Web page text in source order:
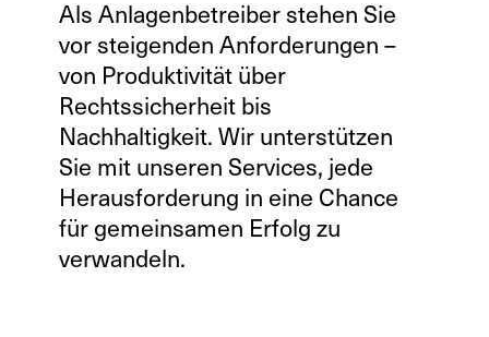
Kontakt
Infocenter
AGB
Datenschutz
Impressum
DE EN SV ZH
Als Anlagenbetreiber stehen Sie
vor steigenden Anforderungen –
von Produktivität über
Rechtssicherheit bis
Nachhaltigkeit. Wir unterstützen
Sie mit unseren Services, jede
Herausforderung in eine Chance
für gemeinsamen Erfolg zu
verwandeln.